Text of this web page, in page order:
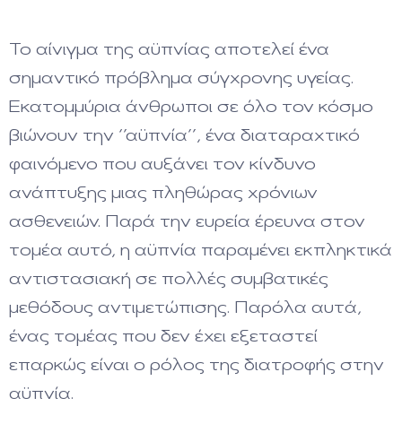
Το αίνιγμα της αϋπνίας αποτελεί ένα
σημαντικό πρόβλημα σύγχρονης υγείας.
Εκατομμύρια άνθρωποι σε όλο τον κόσμο
βιώνουν την ‘’αϋπνία’’, ένα διαταραχτικό
φαινόμενο που αυξάνει τον κίνδυνο
ανάπτυξης μιας πληθώρας χρόνιων
ασθενειών. Παρά την ευρεία έρευνα στον
τομέα αυτό, η αϋπνία παραμένει εκπληκτικά
αντιστασιακή σε πολλές συμβατικές
μεθόδους αντιμετώπισης. Παρόλα αυτά,
ένας τομέας που δεν έχει εξεταστεί
επαρκώς είναι ο ρόλος της διατροφής στην
αϋπνία.